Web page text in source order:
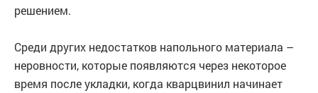
решением.
Среди других недостатков напольного материала –
неровности, которые появляются через некоторое
время после укладки, когда кварцвинил начинает